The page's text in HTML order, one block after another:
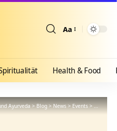
Aa
Health & Food
Ayurveda>Blog>News>Events>